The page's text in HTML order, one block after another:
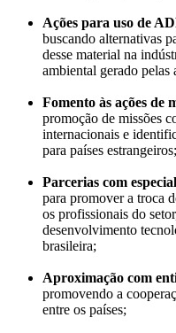
Ações para uso de
buscando alternativas
desse material na
ambiental gerado pelas
Fomento às ações de
promoção de missões
internacionais e
para países estrangeiros;
Parcerias com
para promover a troca
os profissionais do
desenvolvimento
brasileira;
Aproximação com
promovendo a
entre os países;